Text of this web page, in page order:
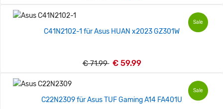
Sale
C41N2102-1 für Asus HUAN x2023 GZ301W
€ 71.99 € 59.99
Sale
C22N2309 für Asus TUF Gaming A14 FA401U